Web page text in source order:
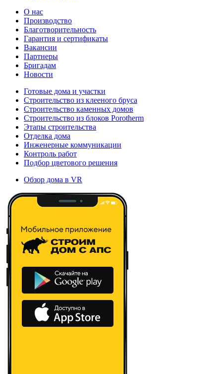
О нас
Производство
Благотворительность
Гарантия и сертификаты
Вакансии
Партнеры
Бригадам
Новости
Готовые дома и участки
Строительство из клееного бруса
Строительство каменных домов
Строительство из блоков Porotherm
Этапы строительства
Отделка дома
Инженерные коммуникации
Контроль работ
Подбор цветового решения
Обзор дома в VR